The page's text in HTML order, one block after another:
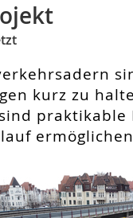
kurz zu
praktikable